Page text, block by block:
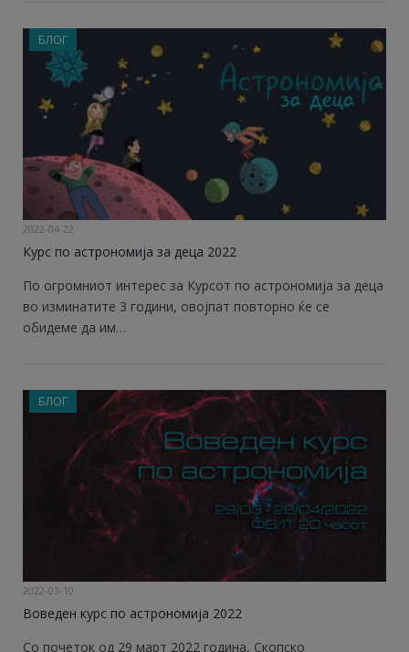
БЛОГ
2022-04-22
Курс по астрономија за деца 2022
По огромниот интерес за Курсот по астрономија за деца
во изминатите 3 години, овојпат повторно ќе се
обидеме да им…
БЛОГ
2022-03-10
Воведен курс по астрономија 2022
Со почеток од 29 март 2022 година, Скопско